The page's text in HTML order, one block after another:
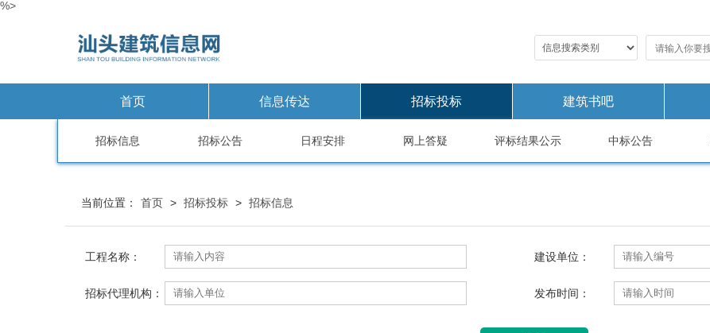
%>
首页 信息传达 招标投标 建筑书吧
招标信息 招标公告 日程安排 网上答疑 评标结果公示 中标公告
当前位置： 首页 > 招标投标 > 招标信息
工程名称： 建设单位：
招标代理机构： 发布时间：